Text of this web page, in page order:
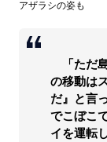
アザラシの姿も
「ただ
の移動は
だ』と言
でこぼこ
イを運転